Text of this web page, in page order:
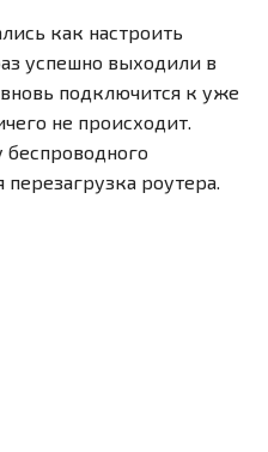
как настроить
успешно выходили в
подключится к уже
не происходит.
беспроводного
роутера.